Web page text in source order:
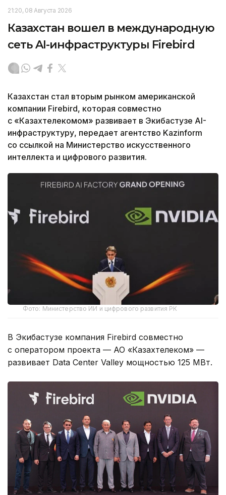
21:20, 08 Августа 2026
Казахстан вошел в международную
сеть AI-инфраструктуры Firebird
Казахстан стал вторым рынком американской
компании Firebird, которая совместно
с «Казахтелекомом» развивает в Экибастузе AI-
инфраструктуру, передает агентство Kazinform
со ссылкой на Министерство искусственного
интеллекта и цифрового развития.
Фото: Министерство ИИ и цифрового развития РК
В Экибастузе компания Firebird совместно
с оператором проекта — АО «Казахтелеком» —
развивает Data Center Valley мощностью 125 МВт.